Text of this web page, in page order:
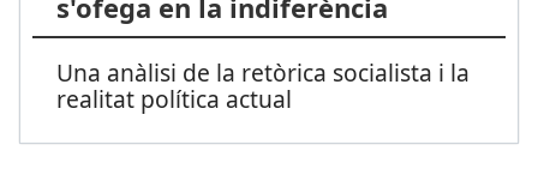
Una anàlisi de la retòrica socialista i la
realitat política actual